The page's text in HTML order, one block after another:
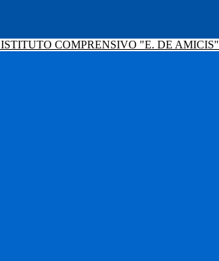
ISTITUTO COMPRENSIVO "E. DE AMICIS"